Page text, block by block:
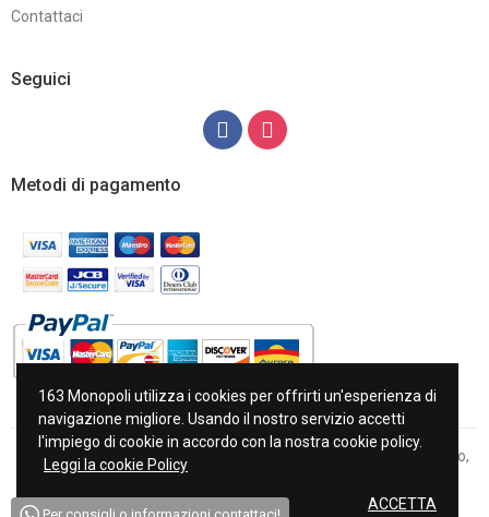
Contattaci
Seguici
Metodi di pagamento
Copyright © 2022 163 di Antonia Napoletano Piazza Milite Ignoto,
11/A-B 70043 Monopoli P.Iva 06392060726
163 Monopoli utilizza i cookies per offrirti un'esperienza di
navigazione migliore. Usando il nostro servizio accetti
l'impiego di cookie in accordo con la nostra cookie policy.
Leggi la cookie Policy
ACCETTA